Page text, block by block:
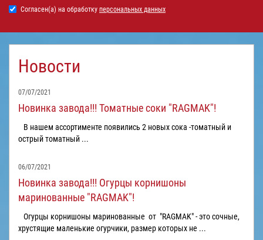
Согласен(а) на обработку персональных данных
Новости
07/07/2021
Новинка завода!!! Томатные соки "RAGMAK"!
В нашем ассортименте появились 2 новых сока -томатный и
острый томатный ...
06/07/2021
Новинка завода!!! Огурцы корнишоны
маринованные "RAGMAK"!
Огурцы корнишоны маринованные от "RAGMAK" - это сочные,
хрустящие маленькие огурчики, размер которых не ...